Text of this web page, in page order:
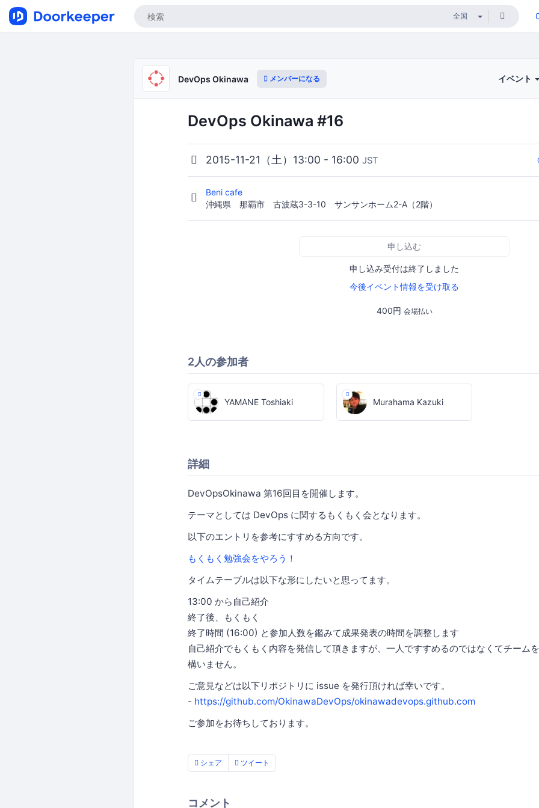
DevOps Okinawa メンバーになる イベント
DevOps Okinawa #16
2015-11-21（土）13:00 - 16:00 JST
Beni cafe
沖縄県 那覇市 古波蔵3-3-10 サンサンホーム2-A（2階）
申し込む
申し込み受付は終了しました
今後イベント情報を受け取る
400円 会場払い
2人の参加者
YAMANE Toshiaki Murahama Kazuki
詳細
DevOpsOkinawa 第16回目を開催します。
テーマとしては DevOps に関するもくもく会となります。
以下のエントリを参考にすすめる方向です。
もくもく勉強会をやろう！
タイムテーブルは以下な形にしたいと思ってます。
13:00 から自己紹介
終了後、もくもく
終了時間 (16:00) と参加人数を鑑みて成果発表の時間を調整します
自己紹介でもくもく内容を発信して頂きますが、一人ですすめるのではなくてチーム
構いません。
ご意見などは以下リポジトリに issue を発行頂ければ幸いです。
- https://github.com/OkinawaDevOps/okinawadevops.github.com
ご参加をお待ちしております。
シェア ツイート
コメント